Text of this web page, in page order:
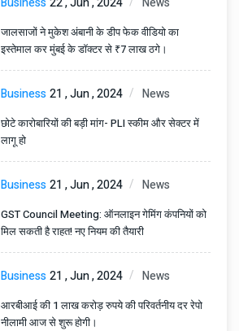
जालसाजों ने मुकेश अंबानी के डीप फेक वीडियो का
इस्तेमाल कर मुंबई के डॉक्टर से ₹7 लाख ठगे।
Business21 , Jun , 2024 News
छोटे कारोबारियों की बड़ी मांग- PLI स्कीम और सेक्टर में
लागू हो
Business21 , Jun , 2024 News
GST Council Meeting: ऑनलाइन गेमिंग कंपनियों को
मिल सकती है राहत! नए नियम की तैयारी
Business21 , Jun , 2024 News
आरबीआई की 1 लाख करोड़ रुपये की परिवर्तनीय दर रेपो
नीलामी आज से शुरू होगी।